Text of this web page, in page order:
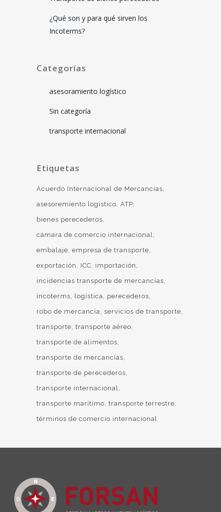
¿Qué son y para qué sirven los
Incoterms?
Categorías
asesoramiento logístico
Sin categoría
transporte internacional
Etiquetas
Acuerdo Internacional de Mercancías
asesoremiento logístico ATP
bienes perecederos
cámara de comercio internacional
embalaje empresa de transporte
exportación ICC importación
incidencias transporte de mercancías
incoterms logística perecederos
robo de mercancía servicios de transporte
transporte transporte aéreo
transporte de alimentos
transporte de mercancías
transporte de perecederos
transporte internacional
transporte marítimo transporte terrestre
términos de comercio internacional